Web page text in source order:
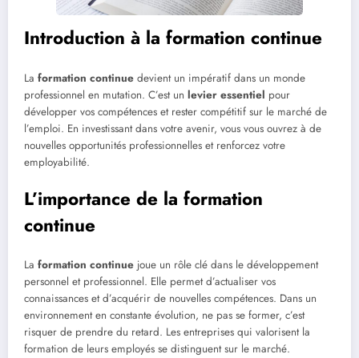
Introduction à la formation continue
La formation continue devient un impératif dans un monde
professionnel en mutation. C’est un levier essentiel pour
développer vos compétences et rester compétitif sur le marché de
l’emploi. En investissant dans votre avenir, vous vous ouvrez à de
nouvelles opportunités professionnelles et renforcez votre
employabilité.
L’importance de la formation
continue
La formation continue joue un rôle clé dans le développement
personnel et professionnel. Elle permet d’actualiser vos
connaissances et d’acquérir de nouvelles compétences. Dans un
environnement en constante évolution, ne pas se former, c’est
risquer de prendre du retard. Les entreprises qui valorisent la
formation de leurs employés se distinguent sur le marché.